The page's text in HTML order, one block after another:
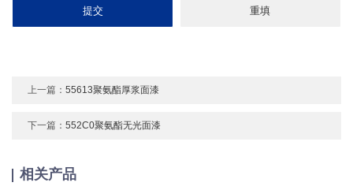
上一篇：55613聚氨酯厚浆面漆
下一篇：552C0聚氨酯无光面漆
相关产品